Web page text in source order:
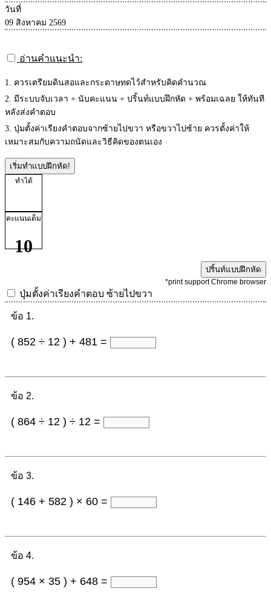
วันที่
09 สิงหาคม 2569
อ่านคำแนะนำ:
1. ควรเตรียมดินสอและกระดาษทดไว้สำหรับคิดคำนวณ
2. มีระบบจับเวลา + นับคะแนน + ปริ้นท์แบบฝึกหัด + พร้อมเฉลย ให้ทันที
หลังส่งคำตอบ
3. ปุ่มตั้งค่าเรียงคำตอบจากซ้ายไปขวา หรือขวาไปซ้าย ควรตั้งค่าให้
เหมาะสมกับความถนัดและวิธีคิดของตนเอง
เริ่มทำแบบฝึกหัด!
ทำได้
คะแนนเต็ม
10
ปริ้นท์แบบฝึกหัด
*print support Chrome browser
ปุ่มตั้งค่าเรียงคำตอบ ซ้ายไปขวา
ข้อ 1.
( 852 ÷ 12 ) + 481 =
ข้อ 2.
( 864 ÷ 12 ) ÷ 12 =
ข้อ 3.
( 146 + 582 ) × 60 =
ข้อ 4.
( 954 × 35 ) + 648 =